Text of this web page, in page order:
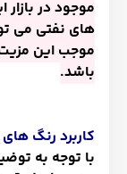
موجود در
های نفتی می
موجب این
باشد.
کاربرد رنگ
با توجه به